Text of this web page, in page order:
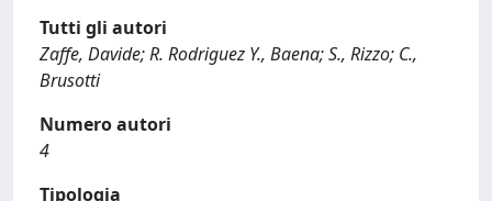
Tutti gli autori
Zaffe, Davide; R. Rodriguez Y., Baena; S., Rizzo; C.,
Brusotti
Numero autori
4
Tipologia